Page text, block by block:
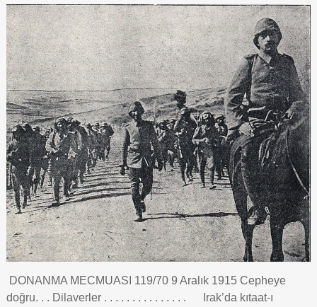
DONANMA MECMUASI 119/70 9 Aralık 1915 Cepheye
doğru. . . Dilaverler . . . . . . . . . . . . . . . Irak’da kıtaat-ı